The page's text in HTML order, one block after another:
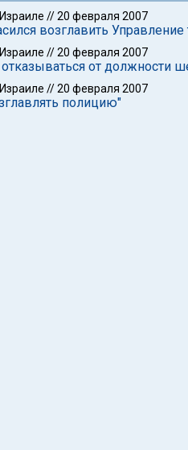
//20 февраля 2007
возглавить
//20 февраля 2007
отказываться от должности
//20 февраля 2007
полицию"